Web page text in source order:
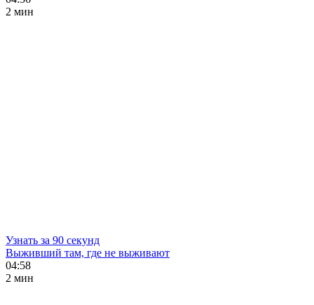
2 мин
Узнать за 90 секунд
Выживший там, где не выживают
04:58
2 мин